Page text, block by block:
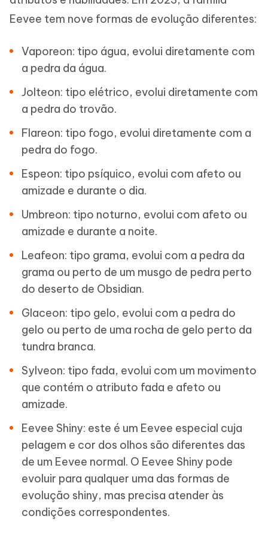
Eevee tem nove formas de evolução diferentes:
Vaporeon: tipo água, evolui diretamente com
a pedra da água.
Jolteon: tipo elétrico, evolui diretamente com
a pedra do trovão.
Flareon: tipo fogo, evolui diretamente com a
pedra do fogo.
Espeon: tipo psíquico, evolui com afeto ou
amizade e durante o dia.
Umbreon: tipo noturno, evolui com afeto ou
amizade e durante a noite.
Leafeon: tipo grama, evolui com a pedra da
grama ou perto de um musgo de pedra perto
do deserto de Obsidian.
Glaceon: tipo gelo, evolui com a pedra do
gelo ou perto de uma rocha de gelo perto da
tundra branca.
Sylveon: tipo fada, evolui com um movimento
que contém o atributo fada e afeto ou
amizade.
Eevee Shiny: este é um Eevee especial cuja
pelagem e cor dos olhos são diferentes das
de um Eevee normal. O Eevee Shiny pode
evoluir para qualquer uma das formas de
evolução shiny, mas precisa atender às
condições correspondentes.